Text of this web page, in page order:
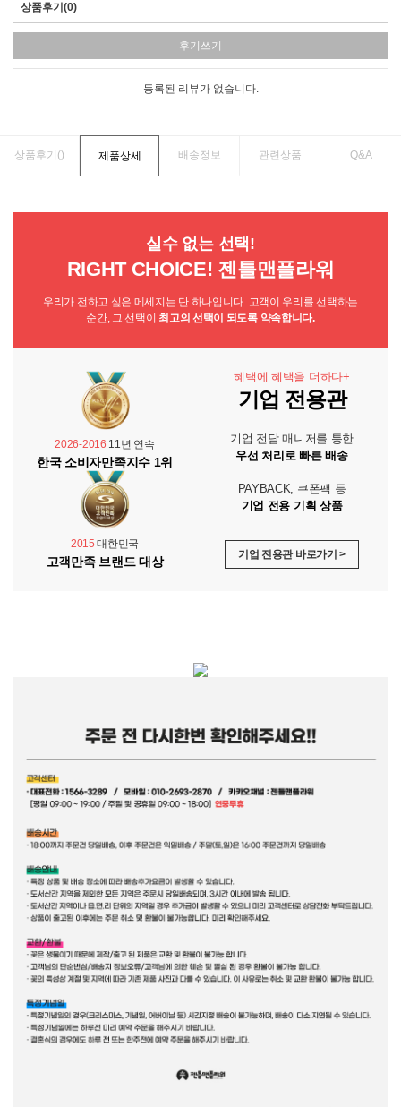
상품후기(0)
후기쓰기
등록된 리뷰가 없습니다.
상품후기() 제품상세 배송정보 관련상품 Q&A
실수 없는 선택!
RIGHT CHOICE! 젠틀맨플라워
우리가 전하고 싶은 메세지는 단 하나입니다. 고객이 우리를 선택하는
순간, 그 선택이 최고의 선택이 되도록 약속합니다.
2026-2016 11년 연속
한국 소비자만족지수 1위
2015 대한민국
고객만족 브랜드 대상
혜택에 혜택을 더하다+
기업 전용관
기업 전담 매니저를 통한
우선 처리로 빠른 배송
PAYBACK, 쿠폰팩 등
기업 전용 기획 상품
기업 전용관 바로가기 >